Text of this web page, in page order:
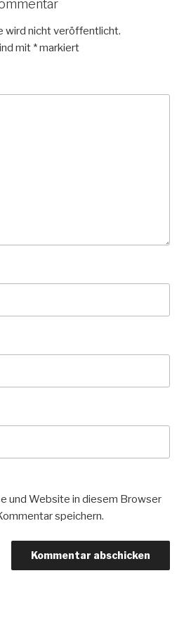
wird nicht veröffentlicht.
mit *markiert
und Website in diesem Browser
speichern.